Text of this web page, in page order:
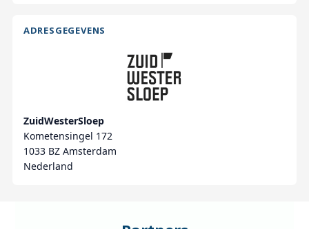
ADRESGEGEVENS
ZuidWesterSloep
Kometensingel 172
1033 BZ Amsterdam
Nederland